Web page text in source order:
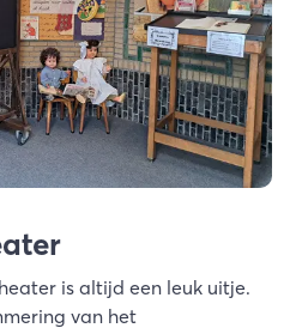
is altijd een leuk uitje.
van het